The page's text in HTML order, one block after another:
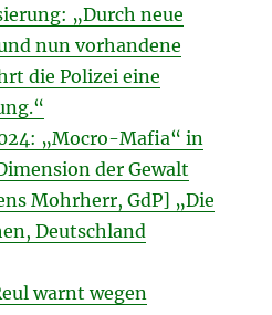
„Durch neue
nun vorhandene
die Polizei eine
„Mocro-Mafia“ in
der Gewalt
Mohrherr, GdP] „Die
Deutschland
warnt wegen